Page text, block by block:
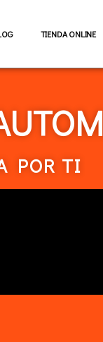
TIENDA ONLINE
POR TI​